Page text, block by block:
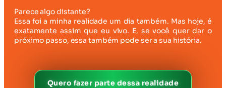
Parece algo distante?
Essa foi a minha realidade um dia também. Mas hoje, é
exatamente assim que eu vivo. E, se você quer dar o
próximo passo, essa também pode ser a sua história.
Quero fazer parte dessa realidade